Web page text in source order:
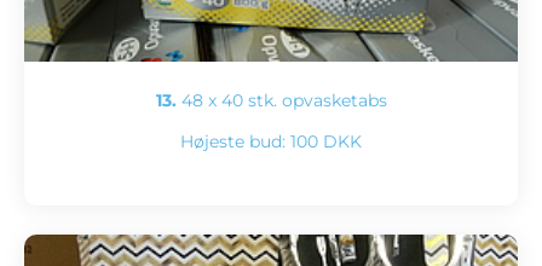
13. 48 x 40 stk. opvasketabs
Højeste bud: 100 DKK